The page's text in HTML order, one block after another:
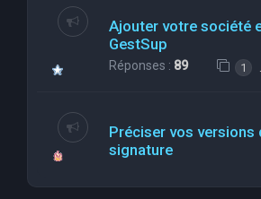
Ajouter votre société
GestSup
Réponses : 89 1
Préciser vos versions
signature